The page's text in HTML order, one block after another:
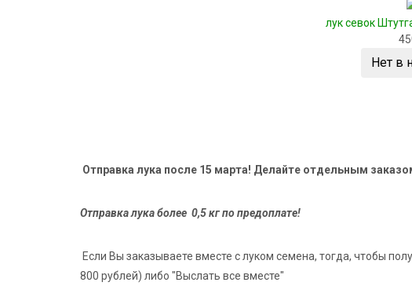
лук севок
Нет в
Отправка лука после 15 марта! Делайте отдельным
Отправка лука более 0,5 кг по предоплате!
Если Вы заказываете вместе с луком семена, тогда, чтобы
800 рублей) либо "Выслать все вместе"